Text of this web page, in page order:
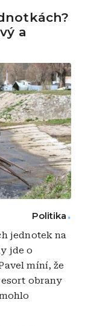
a
Politika
jednotek na
jde o
míní, že
obrany